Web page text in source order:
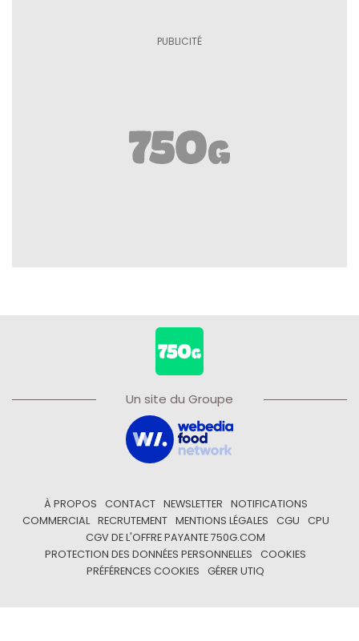
Un site du Groupe
À PROPOS CONTACT NEWSLETTER
NOTIFICATIONS
COMMERCIAL
RECRUTEMENT MENTIONS LÉGALES CGU
CPU
CGV DE L'OFFRE PAYANTE 750G.COM
PROTECTION DES DONNÉES PERSONNELLES
COOKIES
PRÉFÉRENCES COOKIES
GÉRER UTIQ